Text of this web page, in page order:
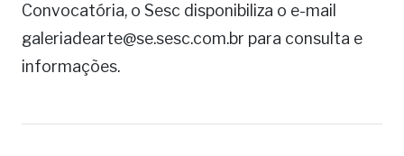
Convocatória, o Sesc disponibiliza o e-mail
galeriadearte@se.sesc.com.br para consulta e
informações.